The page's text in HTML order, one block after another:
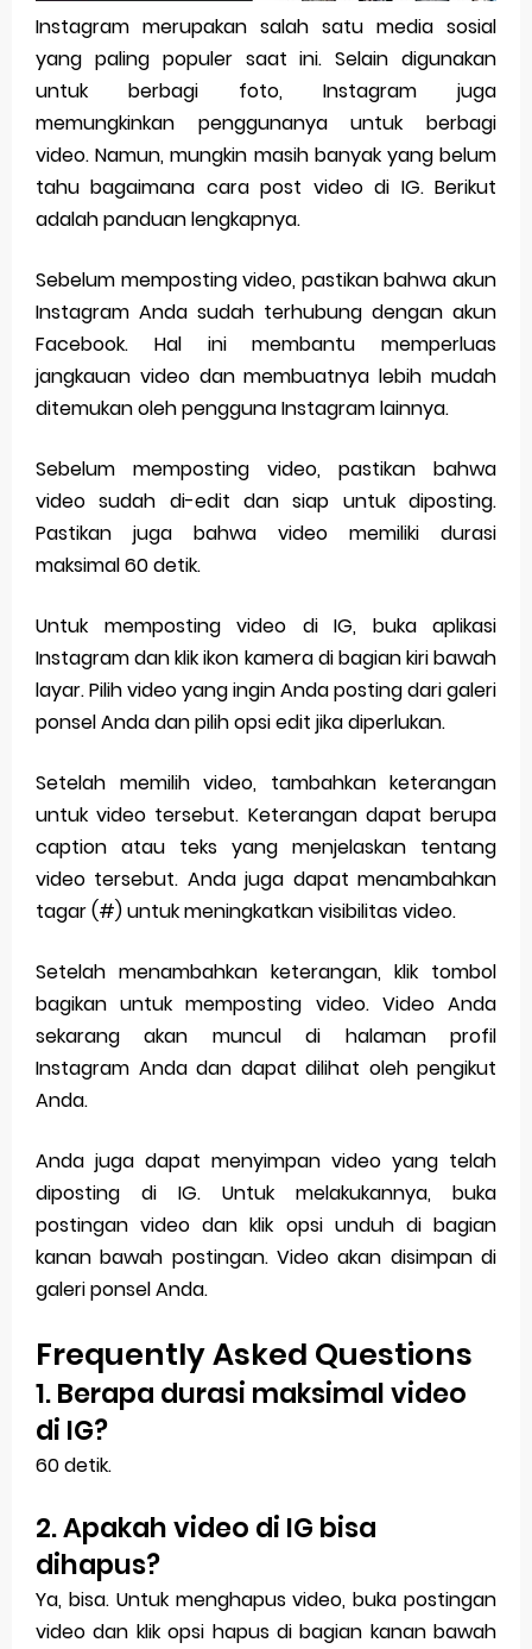
Siap Video Call, tapi Download Aplikasinya Dulu, Abangku
Wednesday, 5 August
Instagram merupakan salah satu media sosial
yang paling populer saat ini. Selain digunakan
untuk berbagi foto, Instagram juga
memungkinkan penggunanya untuk berbagi
video. Namun, mungkin masih banyak yang belum
tahu bagaimana cara post video di IG. Berikut
adalah panduan lengkapnya.
Sebelum memposting video, pastikan bahwa akun
Instagram Anda sudah terhubung dengan akun
Facebook. Hal ini membantu memperluas
jangkauan video dan membuatnya lebih mudah
ditemukan oleh pengguna Instagram lainnya.
Sebelum memposting video, pastikan bahwa
video sudah di-edit dan siap untuk diposting.
Pastikan juga bahwa video memiliki durasi
maksimal 60 detik.
Untuk memposting video di IG, buka aplikasi
Instagram dan klik ikon kamera di bagian kiri bawah
layar. Pilih video yang ingin Anda posting dari galeri
ponsel Anda dan pilih opsi edit jika diperlukan.
Setelah memilih video, tambahkan keterangan
untuk video tersebut. Keterangan dapat berupa
caption atau teks yang menjelaskan tentang
video tersebut. Anda juga dapat menambahkan
tagar (#) untuk meningkatkan visibilitas video.
Setelah menambahkan keterangan, klik tombol
bagikan untuk memposting video. Video Anda
sekarang akan muncul di halaman profil
Instagram Anda dan dapat dilihat oleh pengikut
Anda.
Anda juga dapat menyimpan video yang telah
diposting di IG. Untuk melakukannya, buka
postingan video dan klik opsi unduh di bagian
kanan bawah postingan. Video akan disimpan di
galeri ponsel Anda.
Frequently Asked Questions
1. Berapa durasi maksimal video
di IG?
60 detik.
2. Apakah video di IG bisa
dihapus?
Ya, bisa. Untuk menghapus video, buka postingan
video dan klik opsi hapus di bagian kanan bawah